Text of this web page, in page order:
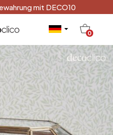
mit DECO10
0